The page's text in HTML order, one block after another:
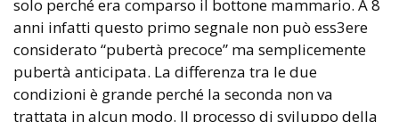
solo perché era comparso il bottone mammario. A 8
anni infatti questo primo segnale non può ess3ere
considerato “pubertà precoce” ma semplicemente
pubertà anticipata. La differenza tra le due
condizioni è grande perché la seconda non va
trattata in alcun modo. Il processo di sviluppo della